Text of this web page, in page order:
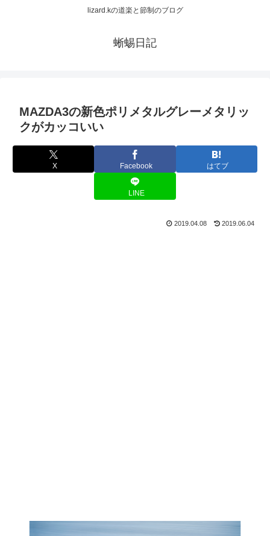
lizard.kの道楽と節制のブログ
蜥蜴日記
MAZDA3の新色ポリメタルグレーメタリッ
クがカッコいい
X Facebook はてブ
LINE
2019.04.08 2019.06.04